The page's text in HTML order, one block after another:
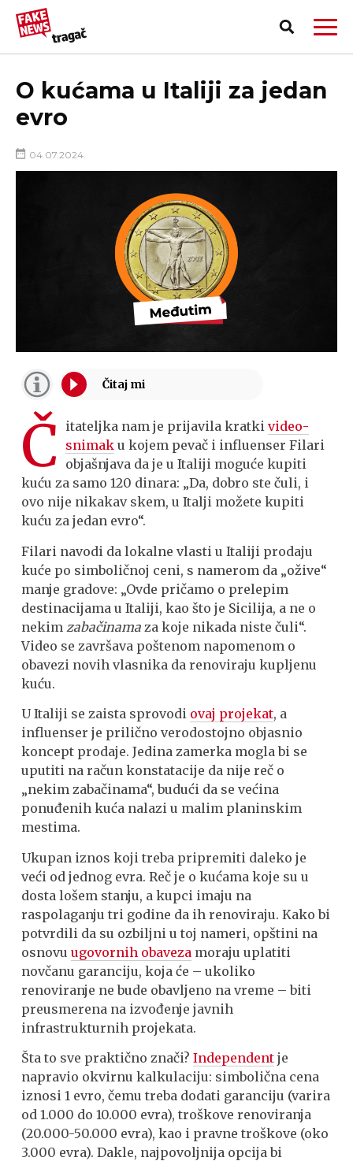
PRIJAVI LAŽNU VEST!
O kućama u Italiji za jedan
evro
04.07.2024.
Č itateljka nam je prijavila kratkivideo-
snimak u kojem pevač i influenser Filari
objašnjava da je u Italiji moguće kupiti
kuću za samo 120 dinara: „Da, dobro ste čuli, i
ovo nije nikakav skem, u Italji možete kupiti
kuću za jedan evro“.
Filari navodi da lokalne vlasti u Italiji prodaju
kuće po simboličnoj ceni, s namerom da „ožive“
manje gradove: „Ovde pričamo o prelepim
destinacijama u Italiji, kao što je Sicilija, a ne o
nekim zabačinama za koje nikada niste čuli“.
Video se završava poštenom napomenom o
obavezi novih vlasnika da renoviraju kupljenu
kuću.
U Italiji se zaista sprovodi ovaj projekat, a
influenser je prilično verodostojno objasnio
koncept prodaje. Jedina zamerka mogla bi se
uputiti na račun konstatacije da nije reč o
„nekim zabačinama“, budući da se većina
ponuđenih kuća nalazi u malim planinskim
mestima.
Ukupan iznos koji treba pripremiti daleko je
veći od jednog evra. Reč je o kućama koje su u
dosta lošem stanju, a kupci imaju na
raspolaganju tri godine da ih renoviraju. Kako bi
potvrdili da su ozbiljni u toj nameri, opštini na
osnovuugovornih obaveza moraju uplatiti
novčanu garanciju, koja će – ukoliko
renoviranje ne bude obavljeno na vreme – biti
preusmerena na izvođenje javnih
infrastrukturnih projekata.
Šta to sve praktično znači?Independent je
napravio okvirnu kalkulaciju: simbolična cena
iznosi 1 evro, čemu treba dodati garanciju (varira
od 1.000 do 10.000 evra), troškove renoviranja
(20.000-50.000 evra), kao i pravne troškove (oko
3.000 evra). Dakle, najpovoljnija opcija bi